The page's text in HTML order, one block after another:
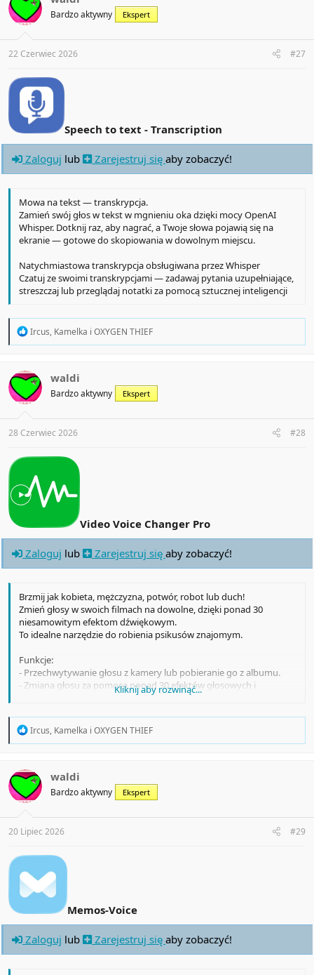
i
o
s
:
Bardzo aktywny Ekspert
22 Czerwiec 2026 #27
Speech to text - Transcription
Zaloguj lub Zarejestruj się aby zobaczyć!
Mowa na tekst — transkrypcja.
Zamień swój głos w tekst w mgnieniu oka dzięki mocy OpenAI
Whisper. Dotknij raz, aby nagrać, a Twoje słowa pojawią się na
ekranie — gotowe do skopiowania w dowolnym miejscu.
Natychmiastowa transkrypcja obsługiwana przez Whisper
Czatuj ze swoimi transkrypcjami — zadawaj pytania uzupełniające,
streszczaj lub przeglądaj notatki za pomocą sztucznej inteligencji
R
t
i
o
s
:
Ircus, Kamelka i OXYGEN THIEF
waldi
Bardzo aktywny Ekspert
28 Czerwiec 2026 #28
Video Voice Changer Pro
Zaloguj lub Zarejestruj się aby zobaczyć!
Brzmij jak kobieta, mężczyzna, potwór, robot lub duch!
Zmień głosy w swoich filmach na dowolne, dzięki ponad 30
niesamowitym efektom dźwiękowym.
To idealne narzędzie do robienia psikusów znajomym.
Funkcje:
- Przechwytywanie głosu z kamery lub pobieranie go z albumu.
- Zmiana głosu za pomocą ponad 30 efektów głosowych i
Facebook, e-mail itp.
Kliknij aby rozwinąć...
R
t
i
o
s
:
Ircus, Kamelka i OXYGEN THIEF
waldi
Bardzo aktywny Ekspert
20 Lipiec 2026 #29
Memos-Voice
Zaloguj lub Zarejestruj się aby zobaczyć!